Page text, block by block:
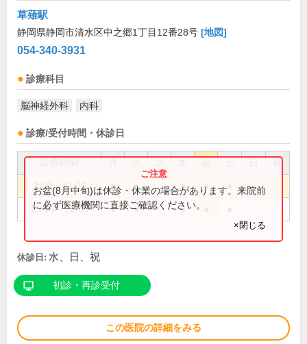
草薙駅
静岡県静岡市清水区中之郷1丁目12番28号 [地図]
054-340-3931
診療科目
脳神経外科 内科
診療/受付時間・休診日
祝
9:00～12:00 ● ● ● ●
15:00～18:00 ● ● ●
お盆(8月中旬)は休診・休業の場合があります。来院前
に必ず医療機関に直接ご確認ください。
×閉じる
休診日: 水、日、祝
初診・再診受付
この医院の詳細をみる